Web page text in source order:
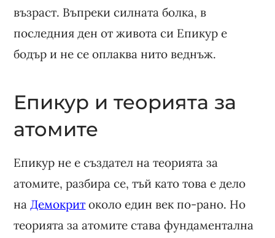
възраст. Въпреки силната болка, в
последния ден от живота си Епикур е
бодър и не се оплаква нито веднъж.
Епикур и теорията за
атомите
Епикур не е създател на теорията за
атомите, разбира се, тъй като това е дело
наДемокрит около един век по-рано. Но
теорията за атомите става фундаментална